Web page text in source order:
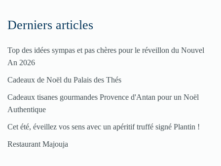
Derniers articles
Top des idées sympas et pas chères pour le réveillon du Nouvel
An 2026
Cadeaux de Noël du Palais des Thés
Cadeaux tisanes gourmandes Provence d'Antan pour un Noël
Authentique
Cet été, éveillez vos sens avec un apéritif truffé signé Plantin !
Restaurant Majouja